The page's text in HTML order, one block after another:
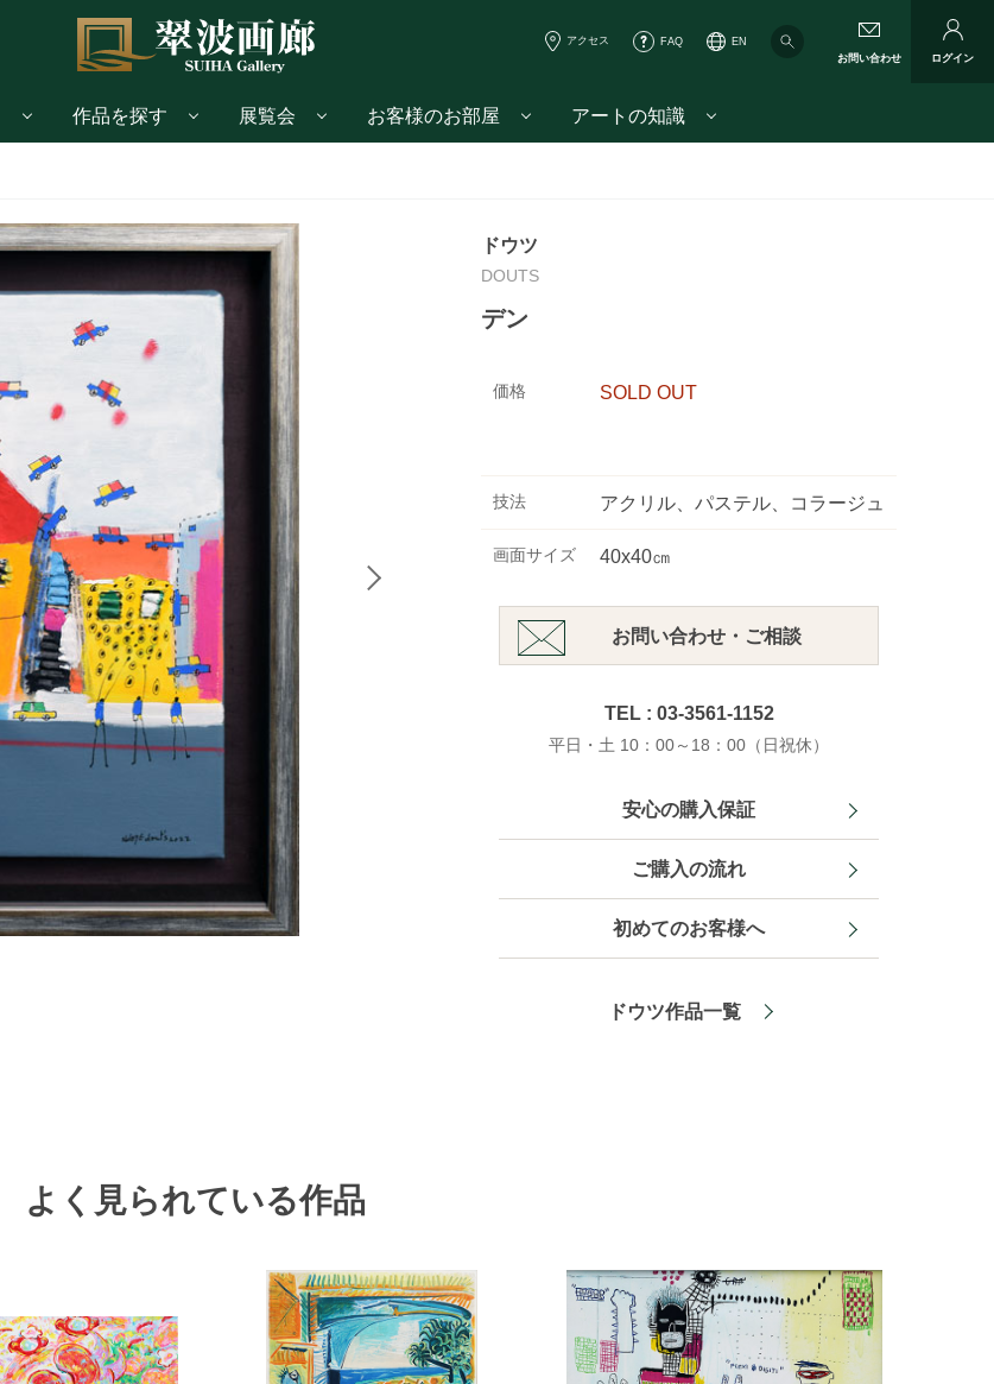
アクセス FAQ
EN
お問い合わせ
ログイン
作品を探す 展覧会 お客様のお部屋 アートの知識
ドウツ
DOUTS
デン
価格 SOLD OUT
技法 アクリル、パステル、コラージュ
画面サイズ 40x40㎝
お問い合わせ・ご相談
TEL : 03-3561-1152
平日・土 10：00～18：00（日祝休）
安心の購入保証
ご購入の流れ
初めてのお客様へ
ドウツ作品一覧
よく見られている作品